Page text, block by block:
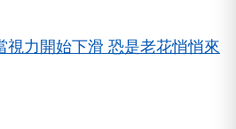
視力開始下滑 恐是老花悄悄來